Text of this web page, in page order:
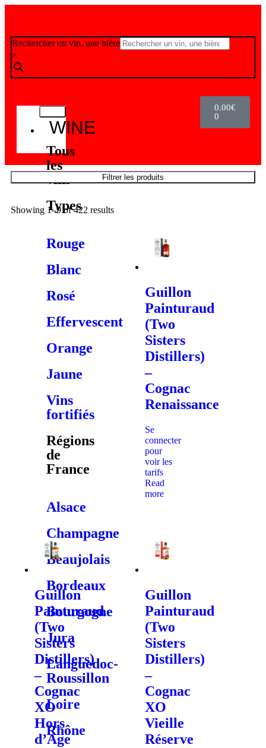
Rechercher un vin, une bière
×
WINE
Tous
les
vins
Types
Rouge
Blanc
Rosé
Effervescent
Orange
Jaune
Vins
fortifiés
Régions
de
France
Alsace
Champagne
Beaujolais
Bordeaux
Bourgogne
Jura
Languedoc-
Roussillon
Loire
Rhône
0.00€
0
Filtrer les produits
Showing 1–9 of 422 results
Guillon
Painturaud
(Two
Sisters
Distillers)
–
Cognac
Renaissance
Se
connecter
pour
voir les
tarifs
Read
more
Guillon
Painturaud
(Two
Sisters
Distillers)
–
Cognac
XO
Hors
d’Age
Guillon
Painturaud
(Two
Sisters
Distillers)
–
Cognac
XO
Vieille
Réserve